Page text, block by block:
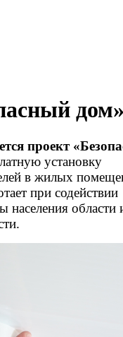
проект
установку
в жилых
при содействии
населения области